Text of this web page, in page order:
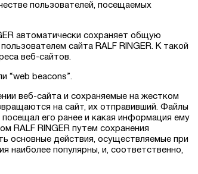
пользователей, посещаемых
автоматически сохраняет общую
сайта RALF RINGER. К такой
веб-сайтов.
“web beacons”.
веб-сайта и сохраняемые на жестком
на сайт, их отправивший. Файлы
его ранее и какая информация ему
RALF RINGER путем сохранения
основные действия, осуществляемые при
наиболее популярны, и, соответственно,